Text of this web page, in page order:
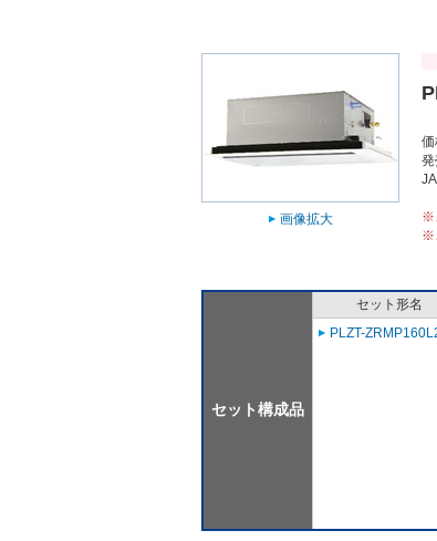
画像拡大
価
※
※
セット構成品
セット形名
PLZT-